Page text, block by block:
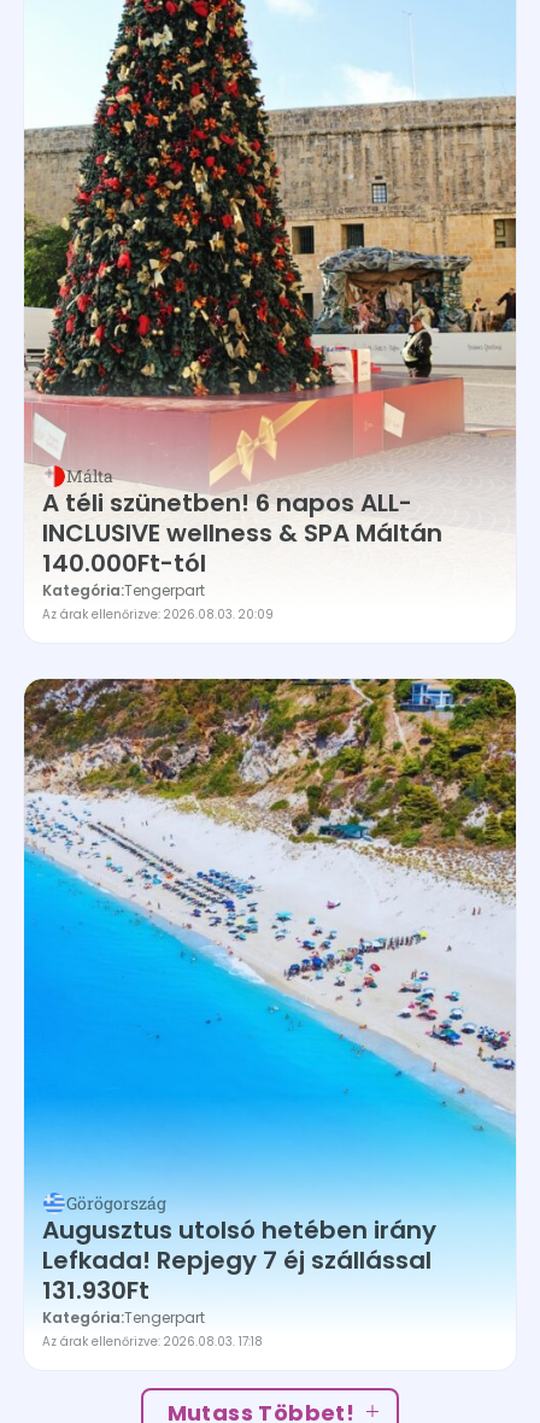
Málta
A téli szünetben! 6 napos ALL-
INCLUSIVE wellness & SPA Máltán
140.000Ft-tól
Kategória:Tengerpart
Az árak ellenőrizve: 2026.08.03. 20:09
Görögország
Augusztus utolsó hetében irány
Lefkada! Repjegy 7 éj szállással
131.930Ft
Kategória:Tengerpart
Az árak ellenőrizve: 2026.08.03. 17:18
Mutass Többet!